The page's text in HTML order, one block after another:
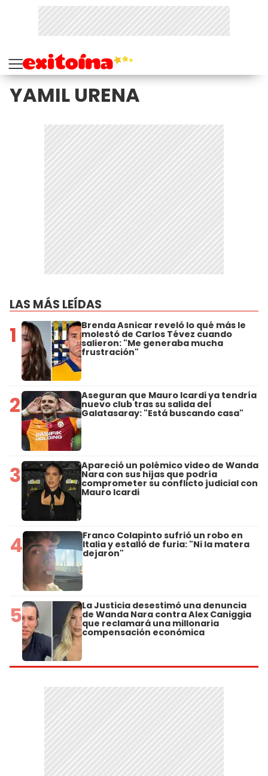
YAMIL URENA
LAS MÁS LEÍDAS
1 Brenda Asnicar reveló lo qué más le
molestó de Carlos Tévez cuando
salieron: "Me generaba mucha
frustración"
2 Aseguran que Mauro Icardi ya tendría
nuevo club tras su salida del
Galatasaray: "Está buscando casa"
3 Apareció un polémico video de Wanda
Nara con sus hijas que podría
comprometer su conflicto judicial con
Mauro Icardi
4 Franco Colapinto sufrió un robo en
Italia y estalló de furia: "Ni la matera
dejaron"
5 La Justicia desestimó una denuncia
de Wanda Nara contra Alex Caniggia
que reclamará una millonaria
compensación económica